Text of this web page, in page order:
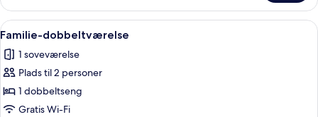
dobbeltværelse
bjergudsigt
Indlæs
alle
billeder
af
Familie-
dobbeltværelse
Et hotelværelse med et
3
Familie-dobbeltværelse
1 soveværelse
Plads til 2 personer
1 dobbeltseng
Gratis Wi-Fi